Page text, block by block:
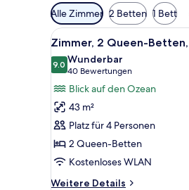
Verfügbare
Filter
für
Zimmer
Alle Zimmer 2 Betten 1 Bett
Alle
Fotos
für
Zimmer,
2 Queen-
Betten,
Meerseite
anzeigen
10
Zimmer, 2 Queen-
9.09.0 von 10
Wunderbar
40 Bewertungen
(40
Bewertungen)
Blick auf den Ozean
43 m²
Platz für 4 Personen
2 Queen-Betten
Kostenloses WLAN
Weitere Details
Weitere